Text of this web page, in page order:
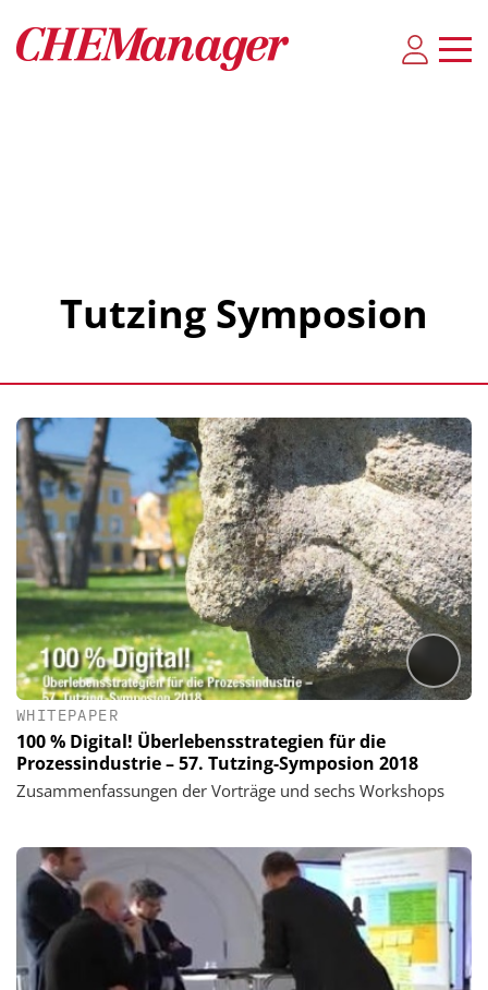
Tutzing Symposion
WHITEPAPER
100 % Digital! Überlebensstrategien für die
Prozessindustrie – 57. Tutzing-Symposion 2018
Zusammenfassungen der Vorträge und sechs Workshops